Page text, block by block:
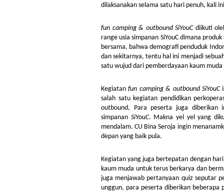
dilaksanakan selama satu hari penuh, kali
fun camping & outbound SiYouC diikuti
range usia simpanan SiYouC dimana
bersama, bahwa demografi penduduk
dan sekitarnya, tentu hal ini menjadi
satu wujud dari pemberdayaan kaum
Kegiatanfun camping & outbound SiYouC
salah satu kegiatan pendidikan
outbound, Para peserta juga diberikan
simpanan SiYouC. Makna yel yel yang
mendalam. CU Bina Seroja ingin
depan yang baik pula.
Kegiatan yang juga bertepatan dengan
kaum muda untuk terus berkarya dan
juga menjawab pertanyaan quiz seputar
unggun, para peserta diberikan beberapa